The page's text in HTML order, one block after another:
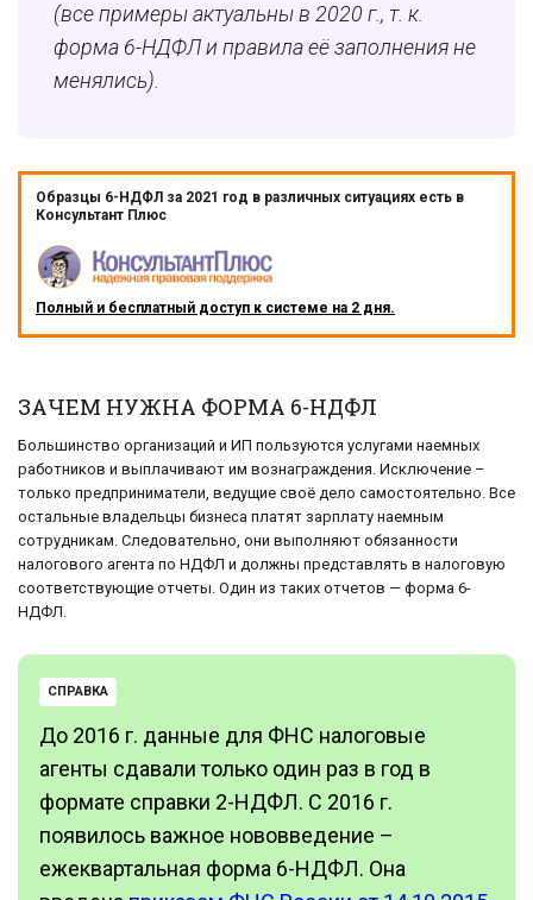
(все примеры актуальны в 2020 г., т. к.
форма 6-НДФЛ и правила её заполнения не
менялись).
Образцы 6-НДФЛ за 2021 год в различных ситуациях есть в
Консультант Плюс
Полный и бесплатный доступ к системе на 2 дня.
ЗАЧЕМ НУЖНА ФОРМА 6-НДФЛ
Большинство организаций и ИП пользуются услугами наемных
работников и выплачивают им вознаграждения. Исключение –
только предприниматели, ведущие своё дело самостоятельно. Все
остальные владельцы бизнеса платят зарплату наемным
сотрудникам. Следовательно, они выполняют обязанности
налогового агента по НДФЛ и должны представлять в налоговую
соответствующие отчеты. Один из таких отчетов — форма 6-
НДФЛ.
СПРАВКА
До 2016 г. данные для ФНС налоговые
агенты сдавали только один раз в год в
формате справки 2-НДФЛ. С 2016 г.
появилось важное нововведение –
ежеквартальная форма 6-НДФЛ. Она